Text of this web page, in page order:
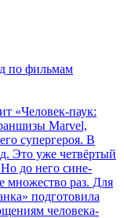
по фильмам
«Человек-паук:
Marvel,
супергероя. В
Это уже четвёртый
до него сине-
множество раз. Для
подготовила
человека-